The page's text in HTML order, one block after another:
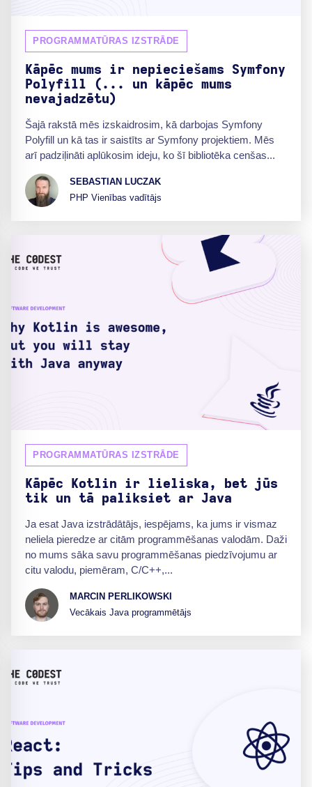
PROGRAMMATŪRAS IZSTRĀDE
Kāpēc mums ir nepieciešams Symfony
Polyfill (... un kāpēc mums
nevajadzētu)
Šajā rakstā mēs izskaidrosim, kā darbojas Symfony
Polyfill un kā tas ir saistīts ar Symfony projektiem. Mēs
arī padziļināti aplūkosim ideju, ko šī bibliotēka cenšas...
SEBASTIAN LUCZAK
PHP Vienības vadītājs
PROGRAMMATŪRAS IZSTRĀDE
Kāpēc Kotlin ir lieliska, bet jūs
tik un tā paliksiet ar Java
Ja esat Java izstrādātājs, iespējams, ka jums ir vismaz
neliela pieredze ar citām programmēšanas valodām. Daži
no mums sāka savu programmēšanas piedzīvojumu ar
citu valodu, piemēram, C/C++,...
MARCIN PERLIKOWSKI
Vecākais Java programmētājs